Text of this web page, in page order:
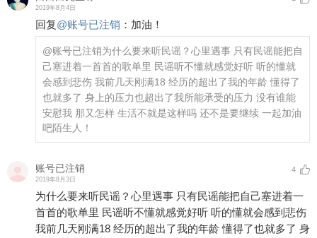
2019年8月4日
回复@账号已注销 ： 加油！
@账号已注销为什么要来听民谣？心里遇事 只有民谣能把自
己塞进着一首首的歌单里 民谣听不懂就感觉好听 听的懂就
会感到悲伤 我前几天刚满18 经历的超出了我的年龄 懂得了
也就多了 身上的压力也超出了我所能承受的压力 没有谁能
安慰我 那又怎样 生活不就是这样吗 还不是要继续 一起加油
吧陌生人！
账号已注销
2019年8月3日
4
为什么要来听民谣？心里遇事 只有民谣能把自己塞进着一
首首的歌单里 民谣听不懂就感觉好听 听的懂就会感到悲伤
我前几天刚满18 经历的超出了我的年龄 懂得了也就多了 身